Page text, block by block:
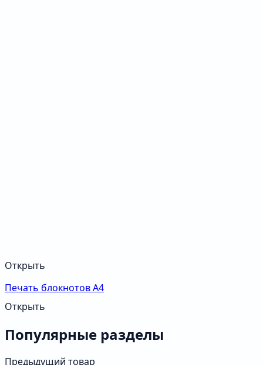
Открыть
Печать блокнотов А4
Открыть
Популярные разделы
Предыдущий товар